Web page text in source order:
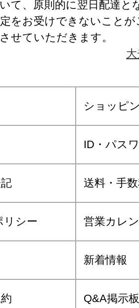
て、原則的に翌日配達と
をお受けできないこと
せていただきます。
ショッピ
ID・パス
送料・手
リシー 営業カレ
新着情報
Q&A掲示板